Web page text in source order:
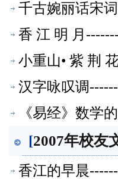
千古婉丽话宋
香 江 明 月
小重山• 紫 荆
汉字咏叹调
《易经》数学
[2007年校友
香江的早晨